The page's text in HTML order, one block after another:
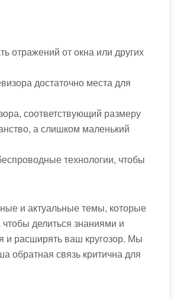
отражений от окна или других
достаточно места для
соответствующий размеру
а слишком маленький
технологии, чтобы
и актуальные темы, которые
делиться знаниями и
и расширять ваш кругозор. Мы
обратная связь критична для